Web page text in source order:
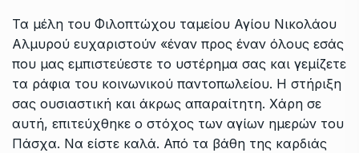
Τα μέλη του Φιλοπτώχου ταμείου Αγίου Νικολάου
Αλμυρού ευχαριστούν «έναν προς έναν όλους εσάς
που μας εμπιστεύεστε το υστέρημα σας και γεμίζετε
τα ράφια του κοινωνικού παντοπωλείου. Η στήριξη
σας ουσιαστική και άκρως απαραίτητη. Χάρη σε
αυτή, επιτεύχθηκε ο στόχος των αγίων ημερών του
Πάσχα. Να είστε καλά. Από τα βάθη της καρδιάς